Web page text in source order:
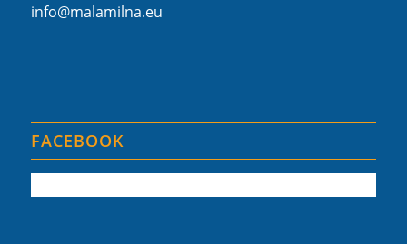
info@malamilna.eu
FACEBOOK